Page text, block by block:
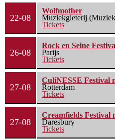
22-08
Wolfmother
Muziekgieterij
Tickets
26-08
Rock en Seine
Parijs
Tickets
27-08
CuliNESSE Festival
Rotterdam
Tickets
27-08
Creamfields Festival
Daresbury
Tickets